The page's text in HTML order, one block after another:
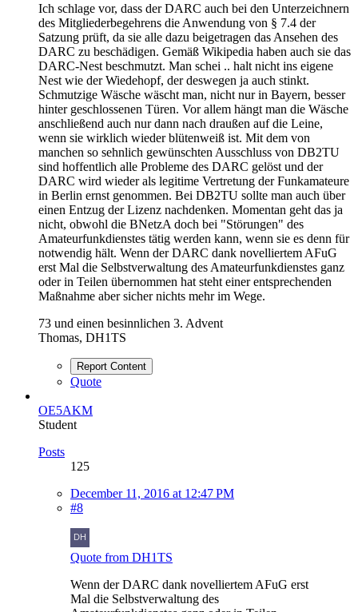
Ich schlage vor, dass der DARC auch bei den Unterzeichnern
des Mitgliederbegehrens die Anwendung von § 7.4 der
Satzung prüft, da sie alle dazu beigetragen das Ansehen des
DARC zu beschädigen. Gemäß Wikipedia haben auch sie das
DARC-Nest beschmutzt. Man schei .. halt nicht ins eigene
Nest wie der Wiedehopf, der deswegen ja auch stinkt.
Schmutzige Wäsche wäscht man, nicht nur in Bayern, besser
hinter geschlossenen Türen. Vor allem hängt man die Wäsche
anschließend auch nur dann nach draußen auf die Leine,
wenn sie wirklich wieder blütenweiß ist. Mit dem von
manchen so sehnlich gewünschten Ausschluss von DB2TU
sind hoffentlich alle Probleme des DARC gelöst und der
DARC wird wieder als legitime Vertretung der Funkamateure
in Berlin ernst genommen. Bei DB2TU sollte man auch über
einen Entzug der Lizenz nachdenken. Momentan geht das ja
nicht, obwohl die BNetzA doch bei "Störungen" des
Amateurfunkdienstes tätig werden kann, wenn sie es denn für
notwendig hält. Wenn der DARC dank novelliertem AFuG
erst Mal die Selbstverwaltung des Amateurfunkdienstes ganz
oder in Teilen übernommen hat steht einer entsprechenden
Maßnahme aber sicher nichts mehr im Wege.
73 und einen besinnlichen 3. Advent
Thomas, DH1TS
Report Content
Quote
OE5AKM
Student
Posts
125
December 11, 2016 at 12:47 PM
#8
Quote from DH1TS
Wenn der DARC dank novelliertem AFuG erst
Mal die Selbstverwaltung des